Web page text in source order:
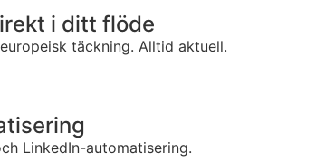
i ditt flöde
täckning. Alltid aktuell.
LinkedIn-automatisering.